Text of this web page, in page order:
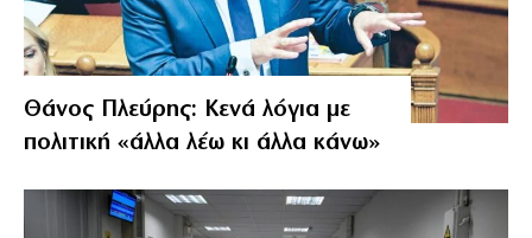
Θάνος Πλεύρης: Κενά λόγια με
πολιτική «άλλα λέω κι άλλα κάνω»